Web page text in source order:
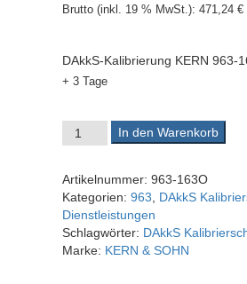
Brutto (inkl. 19 % MwSt.): 471,24 €
DAkkS-Kalibrierung KERN 963-
+ 3 Tage
DAkkS-Kalibrierschein 963-
In den Warenkorb
Artikelnummer: 963-163O
Kategorien: 963 DAkkS
Dienstleistungen
Schlagwörter: DAkkS
Marke: KERN & SOHN